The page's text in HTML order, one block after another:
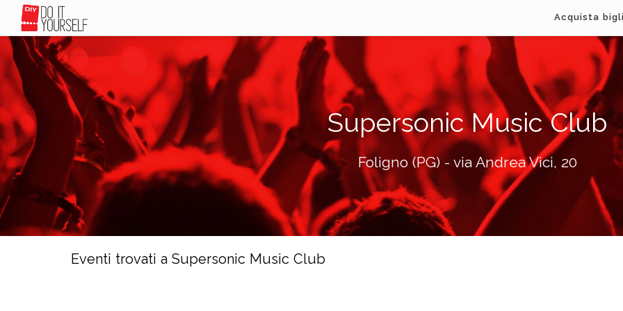
Acquista
Supersonic Music Club
Foligno (PG) - via Andrea Vici, 20
Eventi trovati a Supersonic Music Club